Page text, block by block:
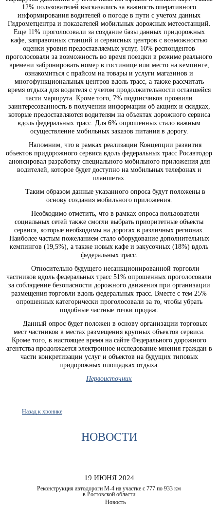
12% пользователей высказались за важность оперативного
информирования водителей о погоде в пути с учетом данных
Гидрометцентра и показателей мобильных дорожных метеостанций.
Еще 11% проголосовали за создание базы данных придорожных
кафе, заправочных станций и сервисных центров с возможностью
оценки уровня предоставляемых услуг, 10% респондентов
проголосовали за возможность во время поездки в режиме реального
времени забронировать номер в гостинице или место на кемпинге,
ознакомиться с прайсом на товары и услуги магазинов и
многофункциональных центров вдоль трасс, а также рассчитать
время отдыха для водителя с учетом продолжительности оставшейся
части маршрута. Кроме того, 7% подписчиков проявили
заинтересованность в получении информации об акциях и скидках,
которые предоставляются водителям на объектах дорожного сервиса
вдоль федеральных трасс. Для 6% опрошенных стало важным
осуществление мобильных заказов питания в дорогу.
Напомним, что в рамках реализации Концепции развития
объектов придорожного сервиса вдоль федеральных трасс Росавтодор
анонсировал разработку специального мобильного приложения для
водителей, которое будет доступно на мобильных телефонах и
планшетах.
Таким образом данные указанного опроса будут положены в
основу создания мобильного приложения.
Необходимо отметить, что в рамках опроса пользователи
социальных сетей также смогли выбрать приоритетные объекты
сервиса, которые необходимы на дорогах в различных регионах.
Наиболее частым пожеланием стало оборудование дополнительных
кемпингов (19,5%), а также новых кафе и закусочных (18%) вдоль
федеральных трасс.
Относительно будущего несанкционированной торговли
частников вдоль федеральных трасс 51% опрошенных проголосовали
за соблюдение безопасности дорожного движения при организации
размещения торговли вдоль федеральных трасс. Вместе с тем 25%
опрошенных категорически проголосовали за то, чтобы убрать
подобные частные точки продаж.
Данный опрос будет положен в основу организации торговых
мест частников в местах размещения крупных объектов сервиса.
Кроме того, в настоящее время на сайте Федерального дорожного
агентства продолжается электронное исследование мнения граждан в
части конкретизации услуг и объектов на будущих типовых
придорожных площадках отдыха.
Первоисточник
Назад к хронике
НОВОСТИ
19 ИЮНЯ 2024
Реконструкция автодороги М-4 на участке с 777 по 933 км
в Ростовской области
Новость